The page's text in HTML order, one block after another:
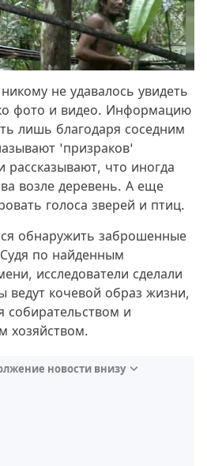
не удавалось увидеть
фото и видео. Информацию
лишь благодаря соседним
'призраков'
что иногда
возле деревень. А еще
голоса зверей и птиц.
обнаружить заброшенные
по найденным
исследователи сделали
ведут кочевой образ жизни,
собирательством и
хозяйством.
новости внизу